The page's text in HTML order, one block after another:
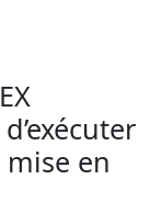
en